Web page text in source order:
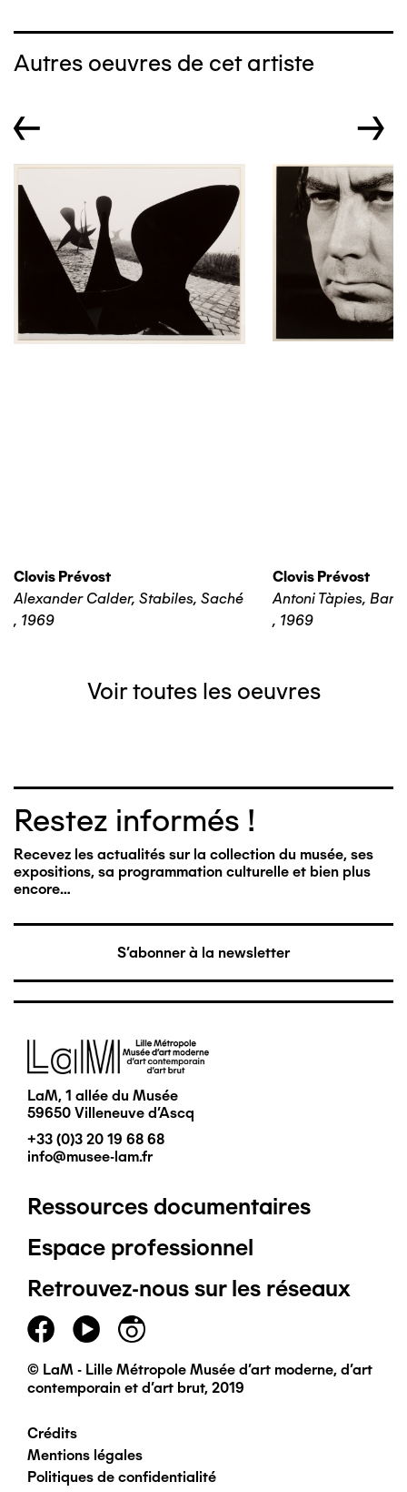
Autres oeuvres de cet artiste
← →
Clovis Prévost
Alexander Calder, Stabiles, Saché
, 1969
Clovis Prévost
Antoni Tàpies,
, 1969
Voir toutes les oeuvres
Restez informés !
Recevez les actualités sur la collection du musée, ses
expositions, sa programmation culturelle et bien plus
encore…
S'abonner à la newsletter
Image
LaM, 1 allée du Musée
59650 Villeneuve d'Ascq
+33 (0)3 20 19 68 68
info@musee-lam.fr
Pied
de
page
principal
Ressources documentaires
Espace professionnel
Retrouvez-nous sur les réseaux
© LaM - Lille Métropole Musée d'art moderne, d'art
contemporain et d'art brut, 2019
Pied
Crédits
Mentions légales
Politiques de confidentialité